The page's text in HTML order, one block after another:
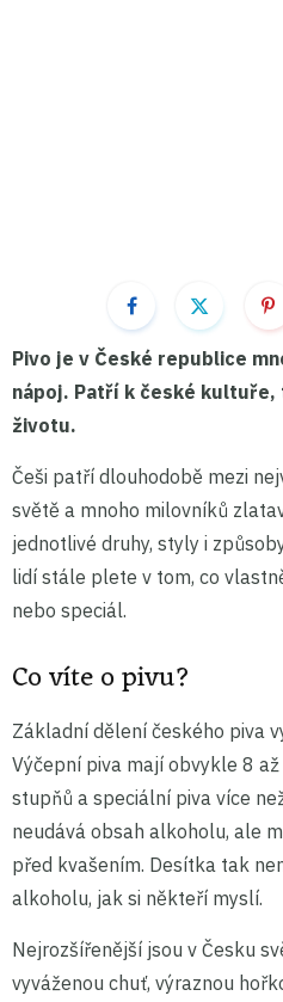
Pivo je v České republice
nápoj. Patří k české
životu.
Češi patří dlouhodobě mezi
světě a mnoho milovníků
jednotlivé druhy, styly i
lidí stále plete v tom, co
nebo speciál.
Co víte o pivu?
Základní dělení českého piva
Výčepní piva mají obvykle 8
stupňů a speciální piva více
neudává obsah alkoholu, ale
před kvašením. Desítka tak
alkoholu, jak si někteří myslí.
Nejrozšířenější jsou v Česku
vyváženou chuť, výraznou